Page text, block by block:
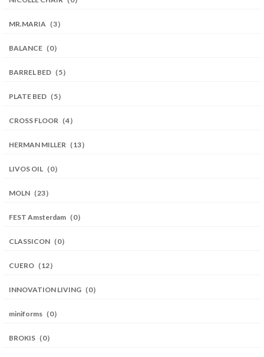
MR.MARIA（3）
BALANCE（0）
BARREL BED（5）
PLATE BED（5）
CROSS FLOOR（4）
HERMAN MILLER（13）
LIVOS OIL（0）
MOLN（23）
FEST Amsterdam（0）
CLASSICON（0）
CUERO（12）
INNOVATION LIVING（0）
miniforms（0）
BROKIS（0）